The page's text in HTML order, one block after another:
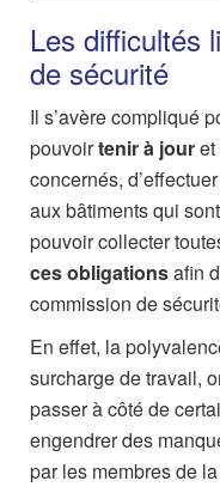
Les difficultés
de sécurité
Il s’avère compliqué
pouvoirtenir à jour
concernés,
aux bâtiments qui
pouvoir collecter
ces obligationsafin
commission de
En effet, la
surcharge de travail,
passer à côté de
engendrer des
par les membres de